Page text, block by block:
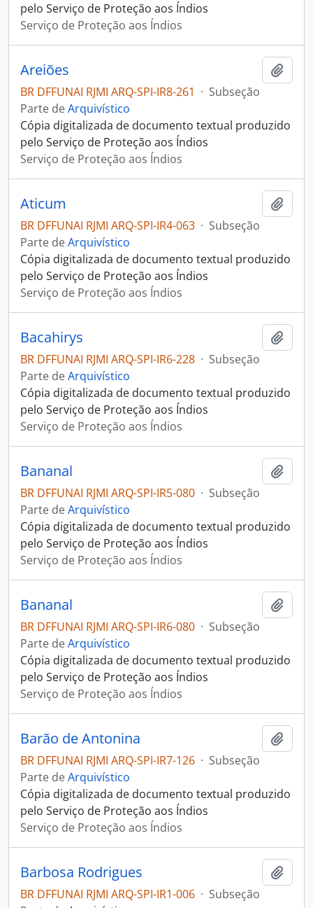
pelo Serviço de Proteção aos Índios
Serviço de Proteção aos Índios
Areiões
BR DFFUNAI RJMI ARQ-SPI-IR8-261 · Subseção
Parte deArquivístico
Cópia digitalizada de documento textual produzido
pelo Serviço de Proteção aos Índios
Serviço de Proteção aos Índios
Aticum
BR DFFUNAI RJMI ARQ-SPI-IR4-063 · Subseção
Parte deArquivístico
Cópia digitalizada de documento textual produzido
pelo Serviço de Proteção aos Índios
Serviço de Proteção aos Índios
Bacahirys
BR DFFUNAI RJMI ARQ-SPI-IR6-228 · Subseção
Parte deArquivístico
Cópia digitalizada de documento textual produzido
pelo Serviço de Proteção aos Índios
Serviço de Proteção aos Índios
Bananal
BR DFFUNAI RJMI ARQ-SPI-IR5-080 · Subseção
Parte deArquivístico
Cópia digitalizada de documento textual produzido
pelo Serviço de Proteção aos Índios
Serviço de Proteção aos Índios
Bananal
BR DFFUNAI RJMI ARQ-SPI-IR6-080 · Subseção
Parte deArquivístico
Cópia digitalizada de documento textual produzido
pelo Serviço de Proteção aos Índios
Serviço de Proteção aos Índios
Barão de Antonina
BR DFFUNAI RJMI ARQ-SPI-IR7-126 · Subseção
Parte deArquivístico
Cópia digitalizada de documento textual produzido
pelo Serviço de Proteção aos Índios
Serviço de Proteção aos Índios
Barbosa Rodrigues
BR DFFUNAI RJMI ARQ-SPI-IR1-006 · Subseção